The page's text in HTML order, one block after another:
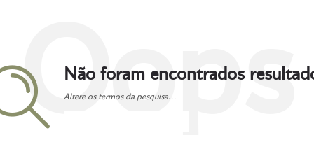
Oops
Não foram encontrados
Altere os termos da pesquisa...